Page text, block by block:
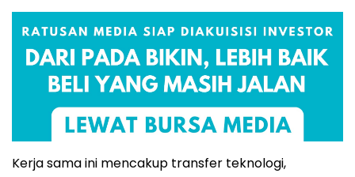
Kerja sama ini mencakup transfer teknologi,